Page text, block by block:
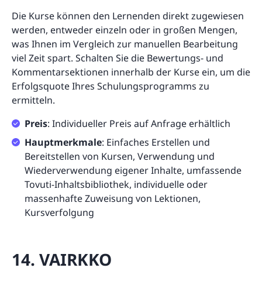
Die Kurse können den Lernenden direkt zugewiesen
werden, entweder einzeln oder in großen Mengen,
was Ihnen im Vergleich zur manuellen Bearbeitung
viel Zeit spart. Schalten Sie die Bewertungs- und
Kommentarsektionen innerhalb der Kurse ein, um die
Erfolgsquote Ihres Schulungsprogramms zu
ermitteln.
Preis: Individueller Preis auf Anfrage erhältlich
Hauptmerkmale: Einfaches Erstellen und
Bereitstellen von Kursen, Verwendung und
Wiederverwendung eigener Inhalte, umfassende
Tovuti-Inhaltsbibliothek, individuelle oder
massenhafte Zuweisung von Lektionen,
Kursverfolgung
14. VAIRKKO